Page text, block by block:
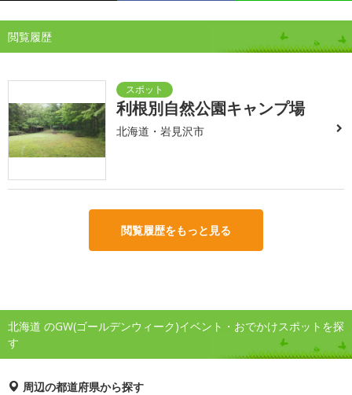
閲覧履歴
利根別自然公園キャンプ場
北海道・岩見沢市
閲覧履歴をもっと見る
北海道 のGW(ゴールデンウィーク)イベント・おでかけスポットを探
す
周辺の都道府県から探す